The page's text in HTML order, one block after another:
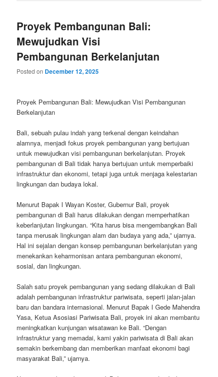
Proyek Pembangunan Bali:
Mewujudkan Visi
Pembangunan Berkelanjutan
Posted on December 12, 2025
Proyek Pembangunan Bali: Mewujudkan Visi Pembangunan
Berkelanjutan
Bali, sebuah pulau indah yang terkenal dengan keindahan
alamnya, menjadi fokus proyek pembangunan yang bertujuan
untuk mewujudkan visi pembangunan berkelanjutan. Proyek
pembangunan di Bali tidak hanya bertujuan untuk memperbaiki
infrastruktur dan ekonomi, tetapi juga untuk menjaga kelestarian
lingkungan dan budaya lokal.
Menurut Bapak I Wayan Koster, Gubernur Bali, proyek
pembangunan di Bali harus dilakukan dengan memperhatikan
keberlanjutan lingkungan. “Kita harus bisa mengembangkan Bali
tanpa merusak lingkungan alam dan budaya yang ada,” ujarnya.
Hal ini sejalan dengan konsep pembangunan berkelanjutan yang
menekankan keharmonisan antara pembangunan ekonomi,
sosial, dan lingkungan.
Salah satu proyek pembangunan yang sedang dilakukan di Bali
adalah pembangunan infrastruktur pariwisata, seperti jalan-jalan
baru dan bandara internasional. Menurut Bapak I Gede Mahendra
Yasa, Ketua Asosiasi Pariwisata Bali, proyek ini akan membantu
meningkatkan kunjungan wisatawan ke Bali. “Dengan
infrastruktur yang memadai, kami yakin pariwisata di Bali akan
semakin berkembang dan memberikan manfaat ekonomi bagi
masyarakat Bali,” ujarnya.